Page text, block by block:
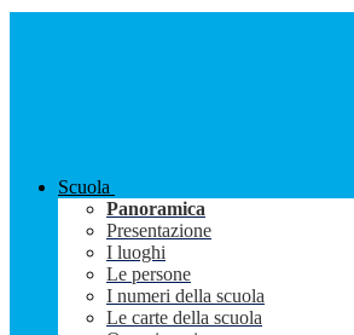
Scuola
Panoramica
Presentazione
I luoghi
Le persone
I numeri della scuola
Le carte della scuola